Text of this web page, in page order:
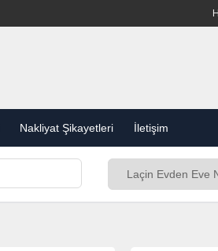
Nakliyat Şikayetleri İletişim